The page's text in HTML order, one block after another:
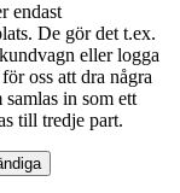
endast
De gör det t.ex.
eller logga
oss att dra några
in som ett
till tredje part.